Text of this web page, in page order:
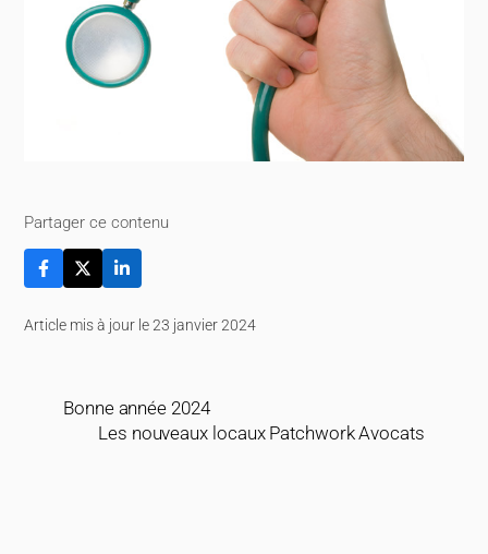
Partager ce contenu
Article mis à jour le 23 janvier 2024
Bonne année 2024
Les nouveaux locaux Patchwork Avocats